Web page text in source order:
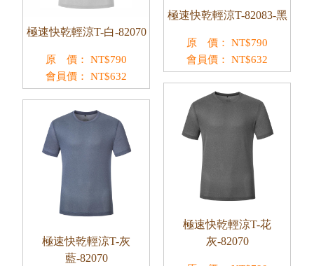
極速快乾輕涼T-82083-黑
原 價： NT$790
會員價：
NT$632
極速快乾輕涼T-白-82070
原 價： NT$790
會員價：
NT$632
極速快乾輕涼T-花
灰-82070
極速快乾輕涼T-灰
藍-82070